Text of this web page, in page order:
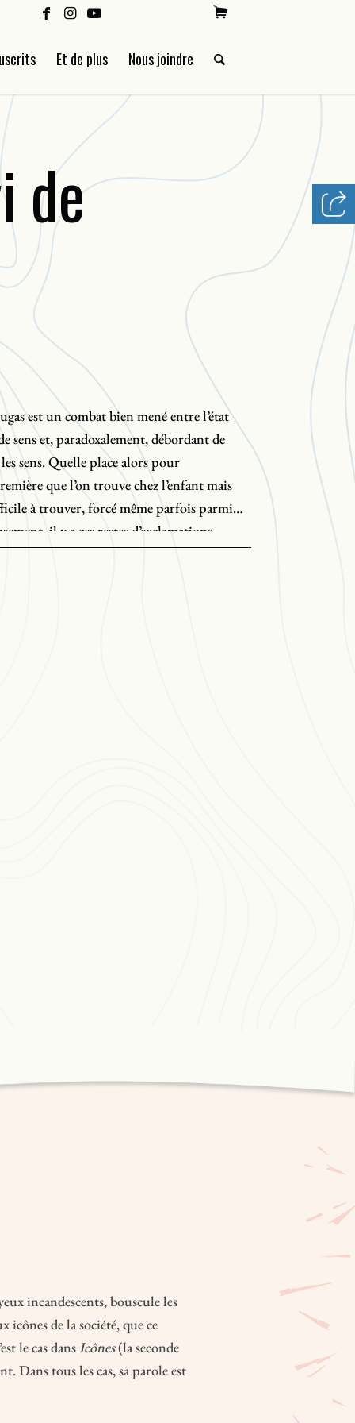
Et de plus Nous joindre
de
est un combat bien mené entre l’état
sens et, paradoxalement, débordant de
sens. Quelle place alors pour
que l’on trouve chez l’enfant mais
à trouver, forcé même parfois parmi
il y a ces restes d’exclamations,
l’adulte au dépourvu. Quand,
incandescents, bouscule les
icônes de la société, que ce
le cas dansIcônes(la seconde
Dans tous les cas, sa parole est